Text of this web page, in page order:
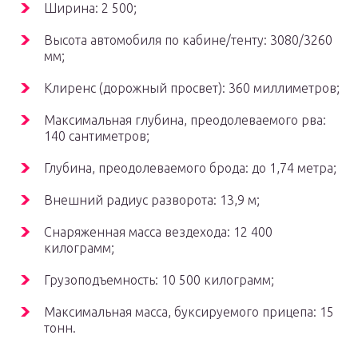
Ширина: 2 500;
Высота автомобиля по кабине/тенту: 3080/3260
мм;
Клиренс (дорожный просвет): 360 миллиметров;
Максимальная глубина, преодолеваемого рва:
140 сантиметров;
Глубина, преодолеваемого брода: до 1,74 метра;
Внешний радиус разворота: 13,9 м;
Снаряженная масса вездехода: 12 400
килограмм;
Грузоподъемность: 10 500 килограмм;
Максимальная масса, буксируемого прицепа: 15
тонн.